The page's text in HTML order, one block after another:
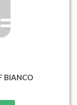
BIANCO